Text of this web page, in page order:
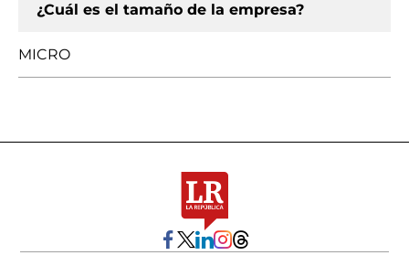
¿Cuál es el tamaño de la empresa?
MICRO